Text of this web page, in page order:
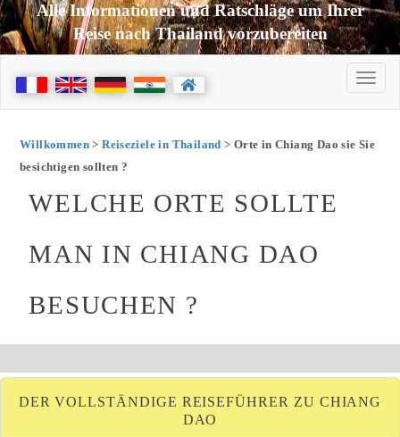
Alle Informationen und Ratschläge um Ihrer
Reise nach Thailand vorzubereiten
Willkommen>Reiseziele in Thailand > Orte in Chiang Dao sie Sie
besichtigen sollten ?
WELCHE ORTE SOLLTE
MAN IN CHIANG DAO
BESUCHEN ?
DER VOLLSTÄNDIGE REISEFÜHRER ZU CHIANG
DAO